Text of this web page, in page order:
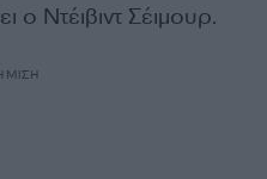
ο Ντέιβιντ Σέιμουρ.